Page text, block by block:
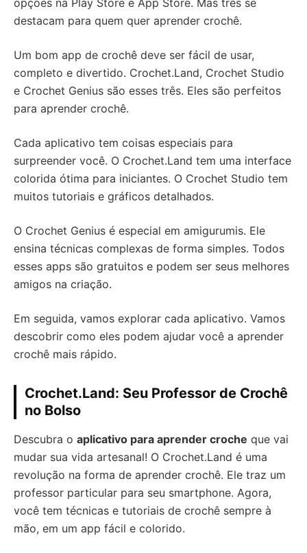
opções na Play Store e App Store. Mas três se
destacam para quem quer aprender crochê.
Um bom app de crochê deve ser fácil de usar,
completo e divertido. Crochet.Land, Crochet Studio
e Crochet Genius são esses três. Eles são perfeitos
para aprender crochê.
Cada aplicativo tem coisas especiais para
surpreender você. O Crochet.Land tem uma interface
colorida ótima para iniciantes. O Crochet Studio tem
muitos tutoriais e gráficos detalhados.
O Crochet Genius é especial em amigurumis. Ele
ensina técnicas complexas de forma simples. Todos
esses apps são gratuitos e podem ser seus melhores
amigos na criação.
Em seguida, vamos explorar cada aplicativo. Vamos
descobrir como eles podem ajudar você a aprender
crochê mais rápido.
Crochet.Land: Seu Professor de Crochê
no Bolso
Descubra o aplicativo para aprender croche que vai
mudar sua vida artesanal! O Crochet.Land é uma
revolução na forma de aprender crochê. Ele traz um
professor particular para seu smartphone. Agora,
você tem técnicas e tutoriais de crochê sempre à
mão, em um app fácil e colorido.